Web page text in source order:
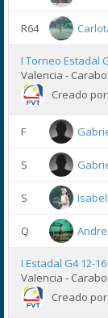
R64
I Torneo Estadal
Valencia -
Creado por
F
S
S
Q
I Estadal G4 12-
Valencia -
Creado por